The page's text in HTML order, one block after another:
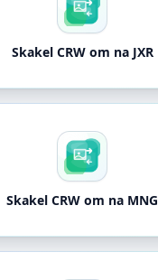
Skakel CRW om na JXR
Skakel CRW om na MNG